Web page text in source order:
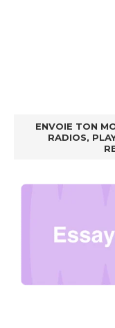
ENVOIE TON
RADIOS,